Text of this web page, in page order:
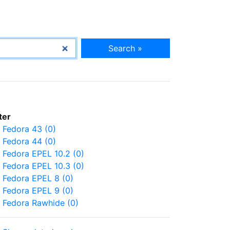
Search »
Fedora 43 (0)
Fedora 44 (0)
Fedora EPEL 10.2 (0)
Fedora EPEL 10.3 (0)
Fedora EPEL 8 (0)
Fedora EPEL 9 (0)
Fedora Rawhide (0)